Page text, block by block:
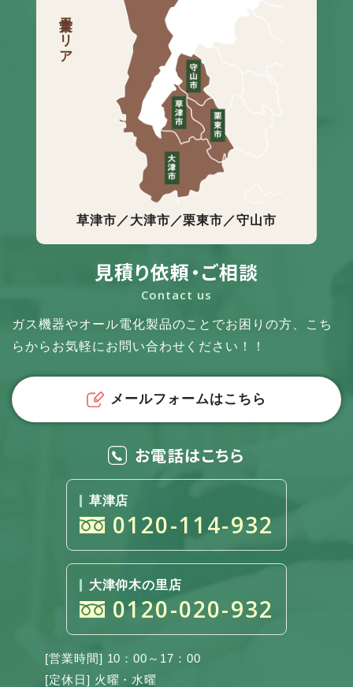
営業エリア
草津市／大津市／栗東市／守山市
見積り依頼・ご相談
Contact us
ガス機器やオール電化製品のことでお困りの方、
こち
らからお気軽にお問い合わせください！！
メールフォームはこちら
お電話はこちら
草津店
0120-114-932
大津仰木の里店
0120-020-932
[営業時間] 10：00～17：00
[定休日] 火曜・水曜